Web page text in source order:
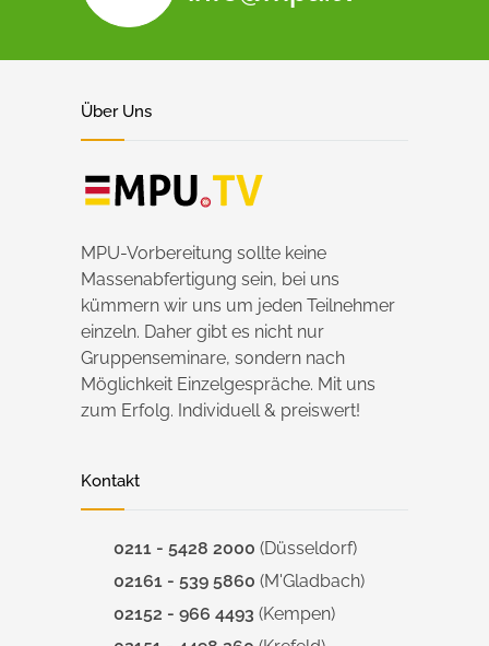
Über Uns
MPU-Vorbereitung sollte keine
Massenabfertigung sein, bei uns
kümmern wir uns um jeden Teilnehmer
einzeln. Daher gibt es nicht nur
Gruppenseminare, sondern nach
Möglichkeit Einzelgespräche. Mit uns
zum Erfolg. Individuell & preiswert!
Kontakt
0211 - 5428 2000 (Düsseldorf)
02161 - 539 5860 (M'Gladbach)
02152 - 966 4493 (Kempen)